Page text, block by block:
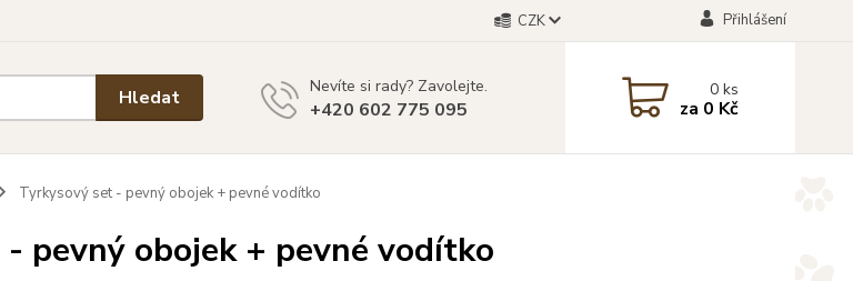
CZK Přihlášení
Hledat Nevíte si rady? Zavolejte.
+420 602 775 095
0ks
za 0 Kč
Tyrkysový set - pevný obojek + pevné vodítko
pevný obojek + pevné vodítko